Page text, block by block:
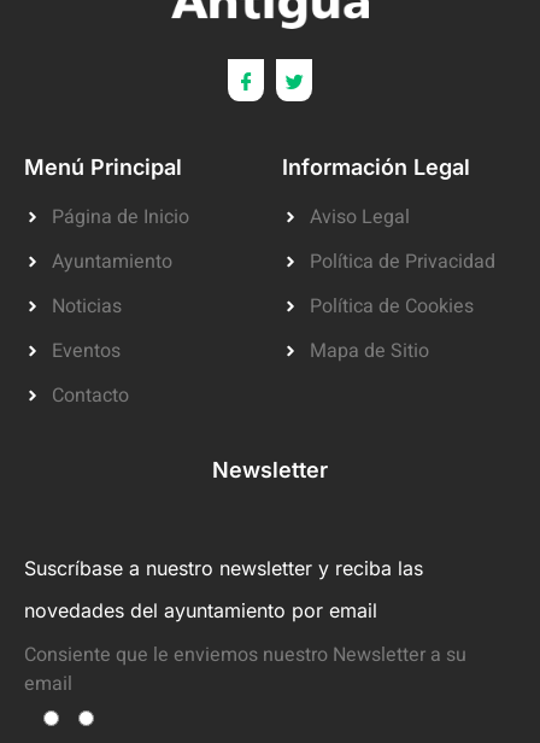
Menú Principal
Página de Inicio
Ayuntamiento
Noticias
Eventos
Contacto
Información Legal
Aviso Legal
Política de Privacidad
Política de Cookies
Mapa de Sitio
Newsletter
Suscríbase a nuestro newsletter y reciba las
novedades del ayuntamiento por email
Consiente que le enviemos nuestro Newsletter a su
email